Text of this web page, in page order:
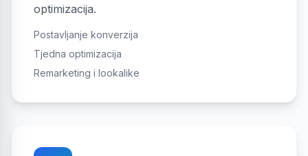
optimizacija.
Postavljanje konverzija
Tjedna optimizacija
Remarketing i lookalike